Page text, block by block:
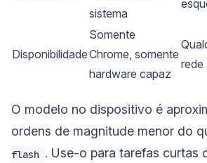
sistema
Disponibilidade
Somente
Chrome, somente
hardware capaz
rede
O modelo no dispositivo é
ordens de magnitude menor do
flash . Use-o para tarefas curtas